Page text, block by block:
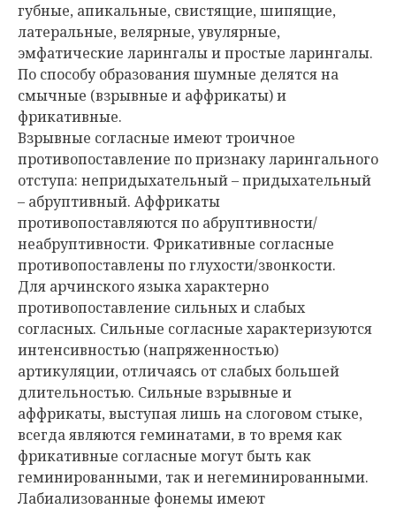
губные, апикальные, свистящие, шипящие,
латеральные, велярные, увулярные,
эмфатические ларингалы и простые ларингалы.
По способу образования шумные делятся на
смычные (взрывные и аффрикаты) и
фрикативные.
Взрывные согласные имеют троичное
противопоставление по признаку ларингального
отступа: непридыхательный – придыхательный
– абруптивный. Аффрикаты
противопоставляются по абруптивности/
неабруптивности. Фрикативные согласные
противопоставлены по глухости/звонкости.
Для арчинского языка характерно
противопоставление сильных и слабых
согласных. Сильные согласные характеризуются
интенсивностью (напряженностью)
артикуляции, отличаясь от слабых большей
длительностью. Сильные взрывные и
аффрикаты, выступая лишь на слоговом стыке,
всегда являются геминатами, в то время как
фрикативные согласные могут быть как
геминированными, так и негеминированными.
Лабиализованные фонемы имеют